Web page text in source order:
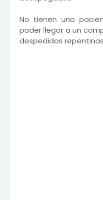
No tienen una
poder llegar a un
despedidas